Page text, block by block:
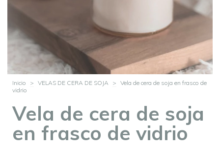
Inicio > VELAS DE CERA DE SOJA > Vela de cera de soja en frasco de
vidrio
Vela de cera de soja
en frasco de vidrio